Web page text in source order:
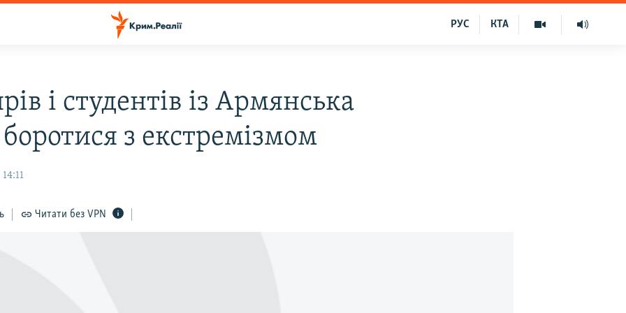
КТА
РУС
і студентів із Армянська
з екстремізмом
Читати без VPN